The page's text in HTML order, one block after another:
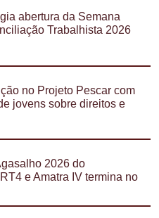
abertura da Semana
Trabalhista 2026
no Projeto Pescar com
jovens sobre direitos e
2026 do
e Amatra IV termina no